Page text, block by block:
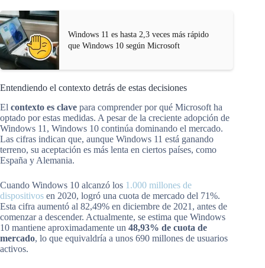
Windows 11 es hasta 2,3 veces más rápido
que Windows 10 según Microsoft
Entendiendo el contexto detrás de estas decisiones
El contexto es clave para comprender por qué Microsoft ha
optado por estas medidas. A pesar de la creciente adopción de
Windows 11, Windows 10 continúa dominando el mercado.
Las cifras indican que, aunque Windows 11 está ganando
terreno, su aceptación es más lenta en ciertos países, como
España y Alemania.
Cuando Windows 10 alcanzó los 1.000 millones de
dispositivos en 2020, logró una cuota de mercado del 71%.
Esta cifra aumentó al 82,49% en diciembre de 2021, antes de
comenzar a descender. Actualmente, se estima que Windows
10 mantiene aproximadamente un 48,93% de cuota de
mercado, lo que equivaldría a unos 690 millones de usuarios
activos.